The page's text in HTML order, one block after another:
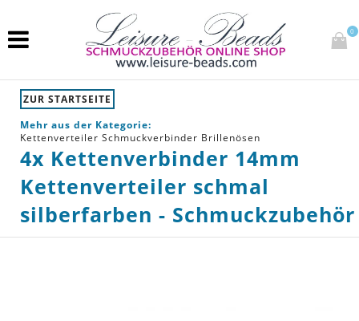
0
ZUR STARTSEITE
Mehr aus der Kategorie:
Kettenverteiler Schmuckverbinder Brillenösen
4x Kettenverbinder 14mm
Kettenverteiler schmal
silberfarben - Schmuckzubehör